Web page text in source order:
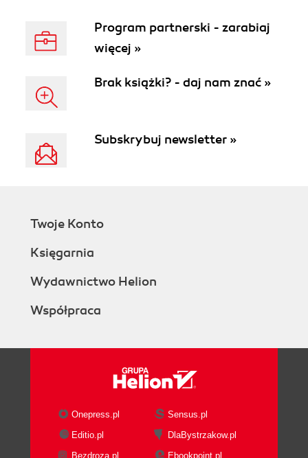
Program partnerski - zarabiaj
więcej »
Brak książki? - daj nam znać »
Subskrybuj newsletter »
Twoje Konto
Księgarnia
Wydawnictwo Helion
Współpraca
Onepress.pl
Sensus.pl
Editio.pl
DlaBystrzakow.pl
Bezdroza.pl
Ebookpoint.pl